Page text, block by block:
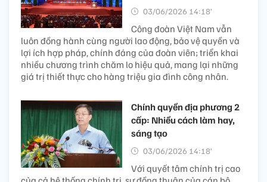
03/06/2026 14:18’
Công đoàn Việt Nam vẫn
luôn đồng hành cùng người lao động, bảo vệ quyền và
lợi ích hợp pháp, chính đáng của đoàn viên; triển khai
nhiều chương trình chăm lo hiệu quả, mang lại những
giá trị thiết thực cho hàng triệu gia đình công nhân.
Chính quyền địa phương 2
cấp: Nhiều cách làm hay,
sáng tạo
03/06/2026 14:18’
Với quyết tâm chính trị cao